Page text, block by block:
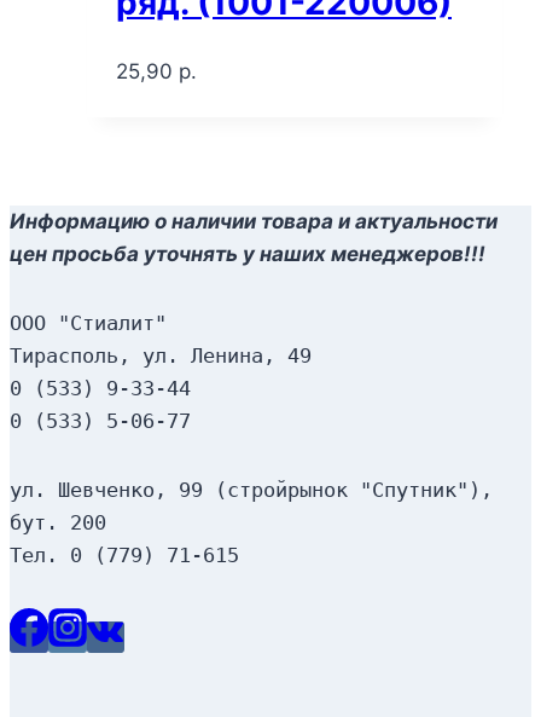
25,90 р.
Информацию о наличии товара и актуальности
цен просьба уточнять у наших менеджеров!!!
ООО "Стиалит"
Тирасполь, ул. Ленина, 49
0 (533) 9-33-44
0 (533) 5-06-77
ул. Шевченко, 99 (стройрынок "Спутник"),
бут. 200
Тел. 0 (779) 71-615